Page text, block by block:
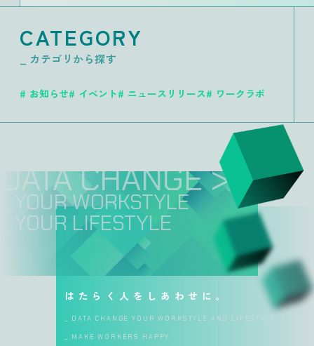
CATEGORY
_ カテゴリから探す
お知らせ イベント ニュースリリース ワークラボ
DATA CHANGE >>
_ YOUR WORKSTYLE
_ YOUR LIFESTYLE
はたらく人をしあわせに。
_ DATA CHANGE YOUR WORKSTYLE AND LIFESTYLE
_ MAKE WORKERS HAPPY.